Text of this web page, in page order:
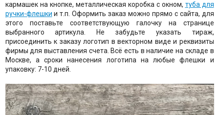
кармашек на кнопке, металлическая коробка с окном, туба для
ручки-флешки и т.п. Оформить заказ можно прямо с сайта, для
этого поставьте соответствующую галочку на странице
выбранного артикула. Не забудьте указать тираж,
присоединить к заказу логотип в векторном виде и реквизиты
фирмы для выставления счета. Всё есть в наличие на складе в
Москве, а сроки нанесения логотипа на любые флешки и
упаковку: 7-10 дней.